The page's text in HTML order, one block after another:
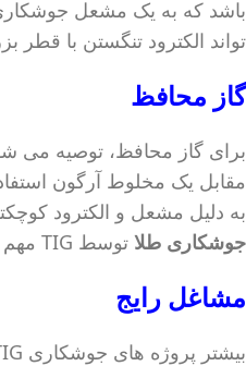
باشد که به یک مشعل جوشکاری
تواند الکترود تنگستن با قطر
گاز محافظ
برای گاز محافظ، توصیه می
مقابل یک مخلوط آرگون
به دلیل مشعل و الکترود
جوشکاری طلا توسط TIG مهم است..
مشاغل رایج